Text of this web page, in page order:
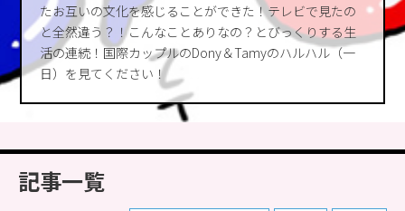
たお互いの文化を感じることができた！テレビで見たの
と全然違う？！こんなことありなの？とびっくりする生
活の連続！国際カップルのDony＆Tamyのハルハル（一
日）を見てください！
記事一覧